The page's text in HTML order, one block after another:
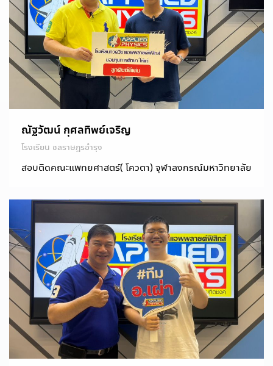
ณัฐวัฒน์ กุศลทิพย์เจริญ
โรงเรียน ชลราษฎรอำรุง
สอบติดคณะแพทยศาสตร์( โควตา) จุฬาลงกรณ์มหาวิทยาลัย